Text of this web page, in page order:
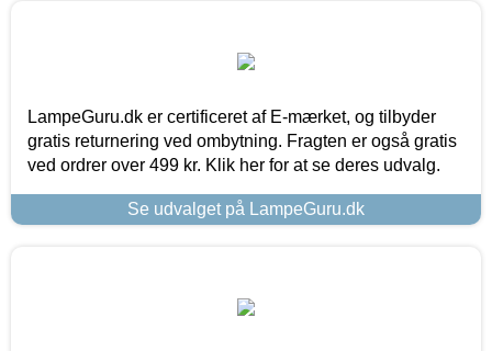
LampeGuru.dk er certificeret af E-mærket, og tilbyder
gratis returnering ved ombytning. Fragten er også gratis
ved ordrer over 499 kr. Klik her for at se deres udvalg.
Se udvalget på LampeGuru.dk